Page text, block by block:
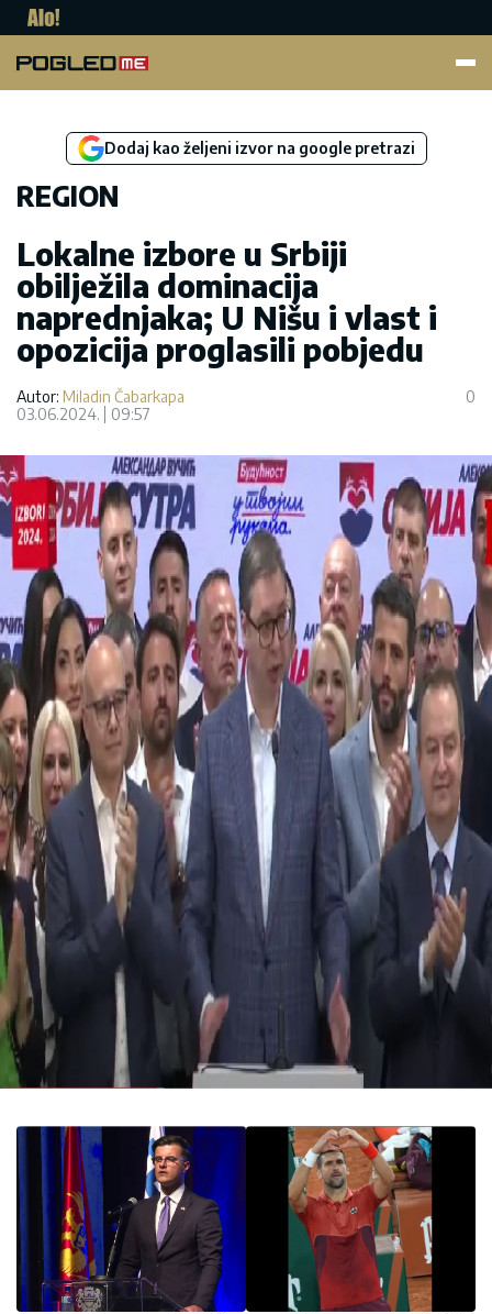
Dodaj kao željeni izvor na google pretrazi
REGION
Lokalne izbore u Srbiji
obilježila dominacija
naprednjaka; U Nišu i vlast i
opozicija proglasili pobjedu
Autor: Miladin Čabarkapa
03.06.2024.
09:57
0